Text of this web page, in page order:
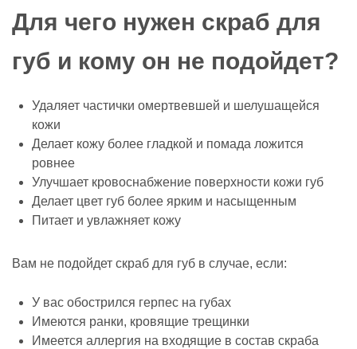
Для чего нужен скраб для
губ и кому он не подойдет?
Удаляет частички омертвевшей и шелушащейся
кожи
Делает кожу более гладкой и помада ложится
ровнее
Улучшает кровоснабжение поверхности кожи губ
Делает цвет губ более ярким и насыщенным
Питает и увлажняет кожу
Вам не подойдет скраб для губ в случае, если:
У вас обострился герпес на губах
Имеются ранки, кровящие трещинки
Имеется аллергия на входящие в состав скраба